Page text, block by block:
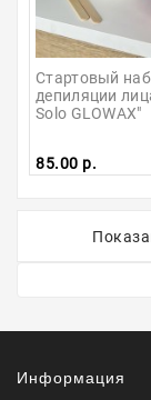
Стартовый
депиляции
Solo GLOWAX"
85.00 р.
Информация